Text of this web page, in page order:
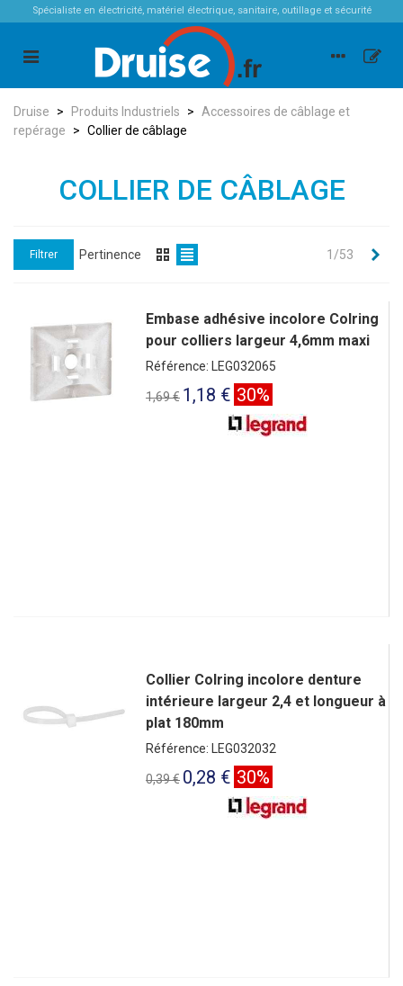
Spécialiste en électricité, matériel électrique, sanitaire, outillage et sécurité
Druise > Produits Industriels >
Accessoires de câblage et
repérage
> Collier de câblage
COLLIER DE CÂBLAGE
Filtrer Pertinence 1/53
Embase adhésive incolore Colring
pour colliers largeur 4,6mm maxi
Référence: LEG032065
1,69 € 1,18 € 30%
Collier Colring incolore denture
intérieure largeur 2,4 et longueur à
plat 180mm
Référence: LEG032032
0,39 € 0,28 € 30%